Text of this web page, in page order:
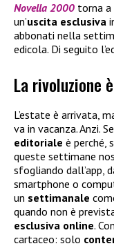
Novella 2000 torna a
un’uscita esclusiva
abbonati nella
edicola. Di seguito
La rivoluzione
L’estate è arrivata,
va in vacanza. Anzi.
editoriale è perché,
queste settimane
sfogliando dall’app,
smartphone o
un settimanale
quando non è
esclusiva online.
cartaceo: solo